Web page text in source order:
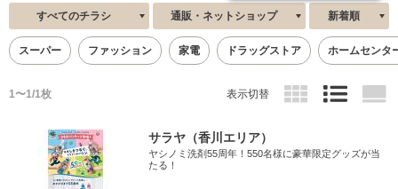
すべてのチラシ 通販・ネットショップ 新着順
スーパー ファッション 家電 ドラッグストア ホームセンタ
1〜1/1枚 表示切替
サラヤ（香川エリア）
ヤシノミ洗剤55周年！550名様に豪華限定グッズが当
たる！